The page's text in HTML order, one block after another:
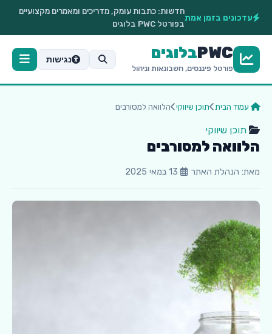
עדכונים בזמן אמת
חדשות: כתבות עומק, מדריכים ומאמרים מקצועיים
בפורטל PWC בלוגים
PWCבלוגים
פורטל פיננסים, חשבונאות וניהול
נגישות
עמוד הבית תוכן שיווקי הלוואה למסורבים
תוכן שיווקי
הלוואה למסורבים
מאת: הנהלת האתר